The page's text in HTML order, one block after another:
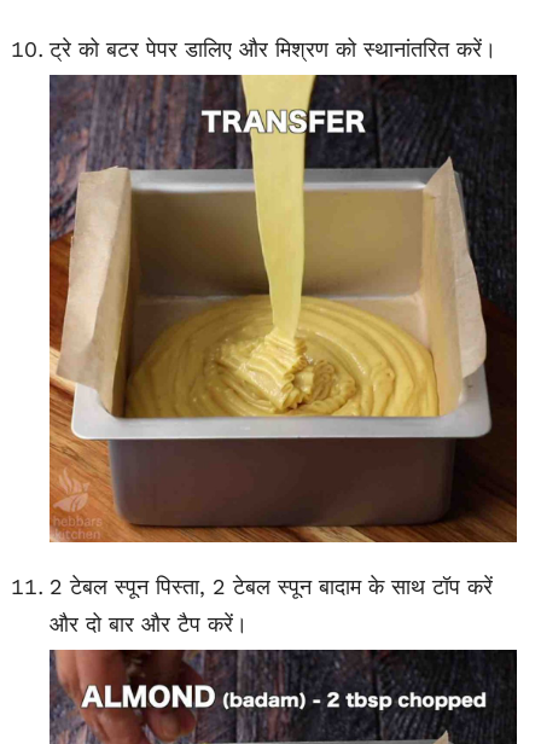
ट्रे को बटर पेपर डालिए और मिश्रण को स्थानांतरित करें।
2 टेबल स्पून पिस्ता, 2 टेबल स्पून बादाम के साथ टॉप करें
और दो बार और टैप करें।